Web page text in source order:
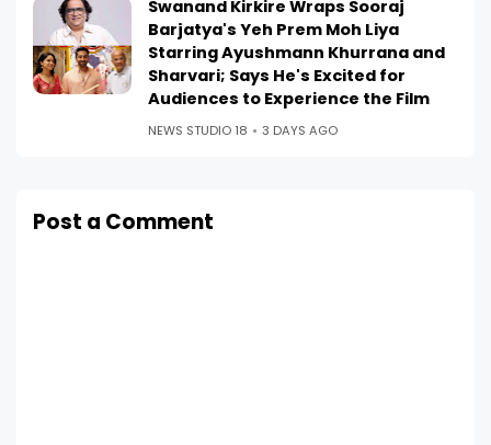
Swanand Kirkire Wraps Sooraj
Barjatya's Yeh Prem Moh Liya
Starring Ayushmann Khurrana and
Sharvari; Says He's Excited for
Audiences to Experience the Film
NEWS STUDIO 18 3 DAYS AGO
Post a Comment